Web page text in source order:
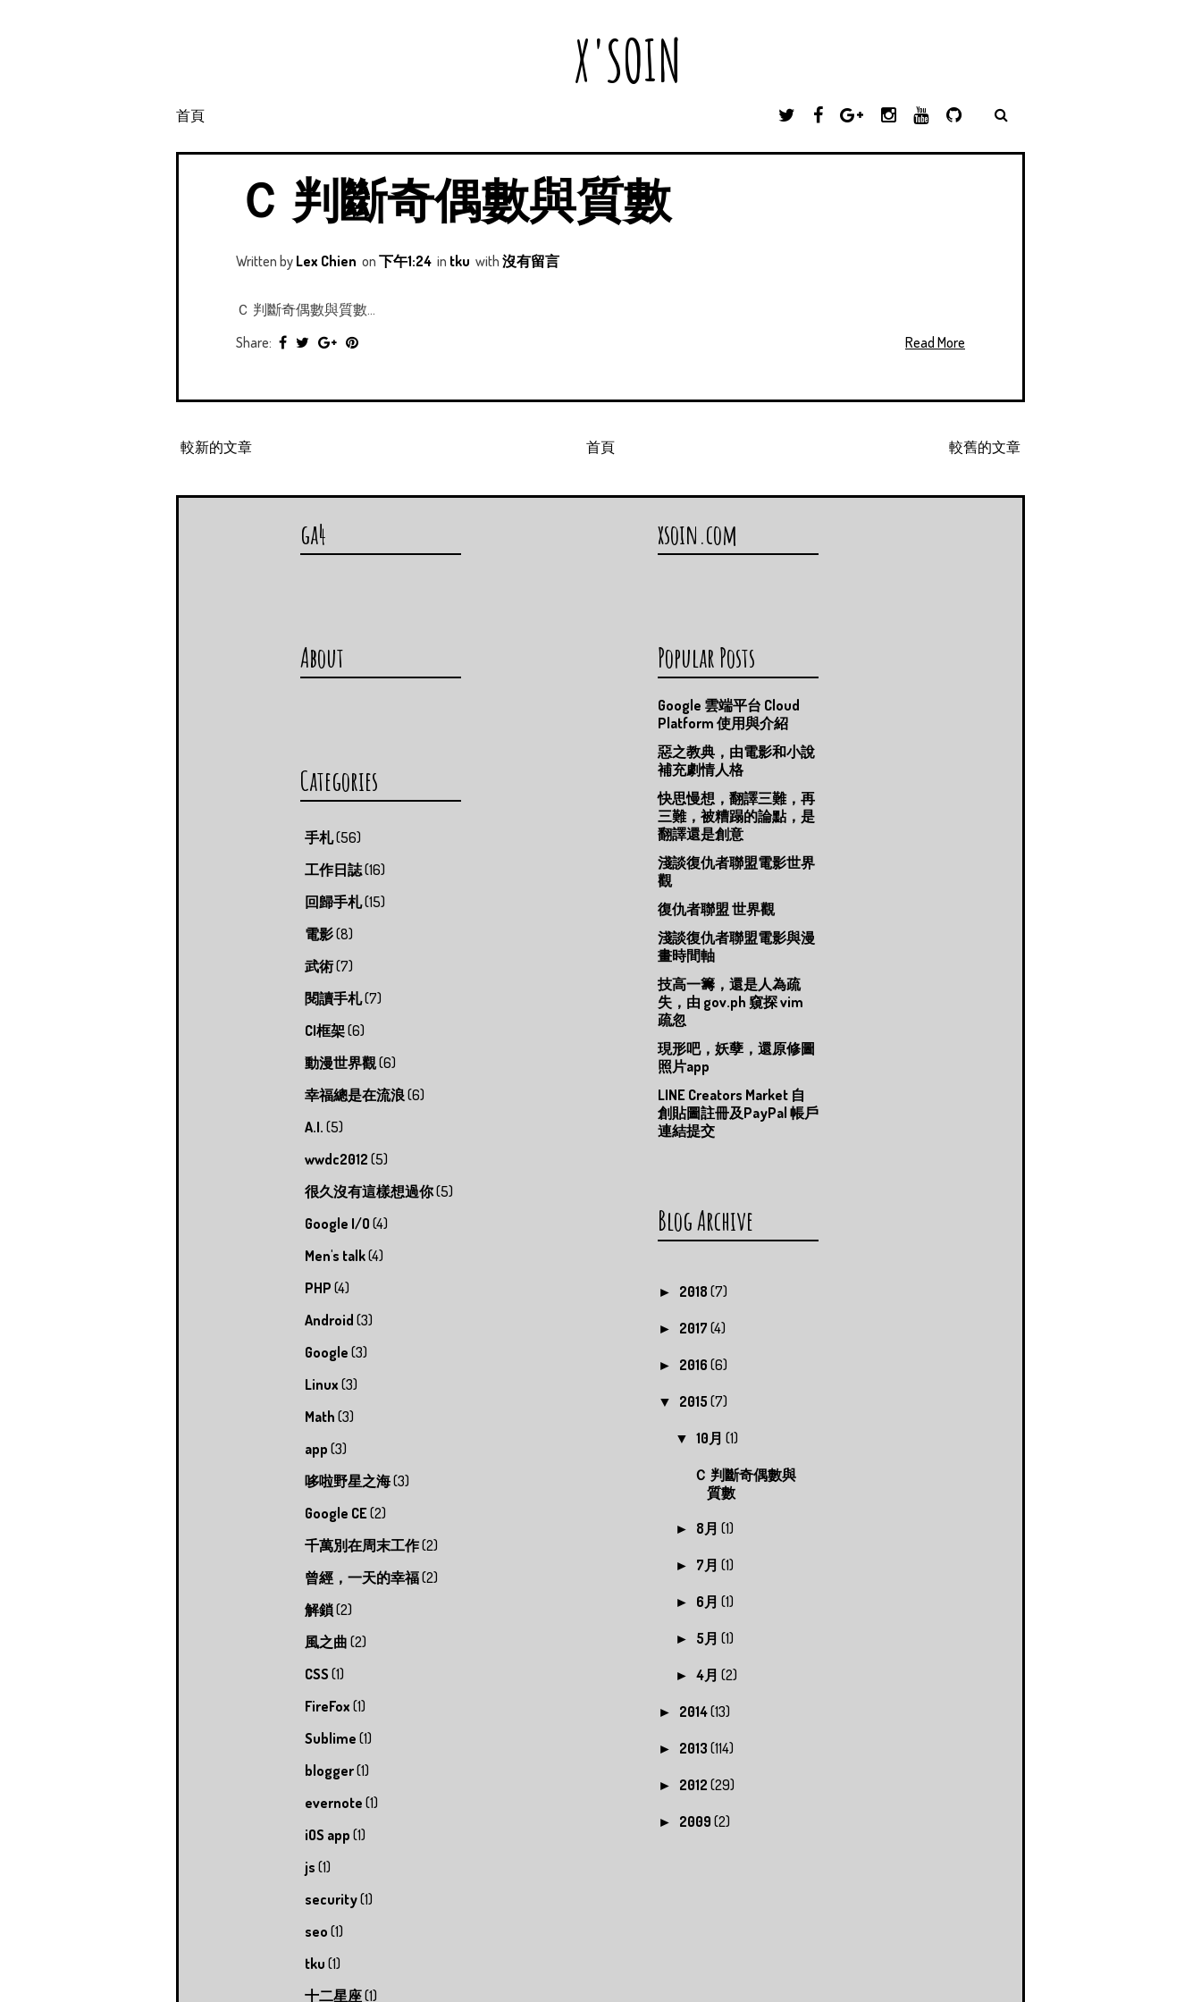
X'SOIN
首頁
T
I
F
C
G
O
S
Y
U
T
Ｃ 判斷奇偶數與質數
Written by Lex Chien on 下午1:24 in tku with 沒有留言
Ｃ 判斷奇偶數與質數...
Share:
Read More
較新的文章 較舊的文章
首頁
ga4 xsoin.com
About Popular Posts
Google 雲端平台 Cloud
Platform 使用與介紹
惡之教典，由電影和小說
補充劇情人格
快思慢想，翻譯三難，再
三難，被糟蹋的論點，是
翻譯還是創意
淺談復仇者聯盟電影世界
觀
復仇者聯盟 世界觀
淺談復仇者聯盟電影與漫
畫時間軸
技高一籌，還是人為疏
失，由 gov.ph 窺探 vim
疏忽
現形吧，妖孽，還原修圖
照片app
LINE Creators Market 自
創貼圖註冊及PayPal 帳戶
連結提交
Categories
手札(56)
工作日誌(16)
回歸手札(15)
電影(8)
武術(7)
閱讀手札(7)
CI框架(6)
動漫世界觀(6)
幸福總是在流浪(6)
A.I. (5)
wwdc2012 (5)
很久沒有這樣想過你(5)
Google I/O (4)
Men's talk(4)
PHP (4)
Android (3)
Google (3)
Linux (3)
Math (3)
app (3)
哆啦野星之海(3)
Google CE(2)
千萬別在周末工作(2)
曾經，一天的幸福(2)
解鎖(2)
風之曲 (2)
CSS (1)
FireFox (1)
Sublime (1)
blogger(1)
evernote (1)
iOS app (1)
js (1)
security(1)
seo (1)
tku (1)
十二星座(1)
Blog Archive
► 2018 (7)
► 2017 (4)
► 2016 (6)
▼ 2015 (7)
▼10月(1)
Ｃ 判斷奇偶數與
質數
► 8月(1)
► 7月(1)
► 6月(1)
► 5月(1)
►4月(2)
► 2014(13)
► 2013 (114)
► 2012 (29)
► 2009 (2)